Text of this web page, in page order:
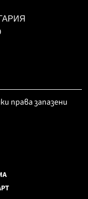
права запазени